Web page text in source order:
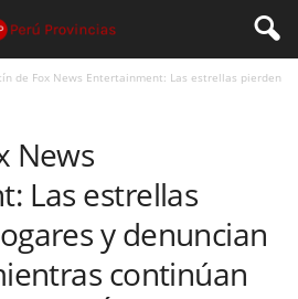
de Fox News Entertainment: Las estrellas pierden
News
Las estrellas
y denuncian
continúan